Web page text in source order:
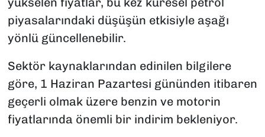
piyasalarındaki düşüşün etkisiyle aşağı
yönlü güncellenebilir.
Sektör kaynaklarından edinilen bilgilere
göre, 1 Haziran Pazartesi gününden itibaren
geçerli olmak üzere benzin ve motorin
fiyatlarında önemli bir indirim bekleniyor.